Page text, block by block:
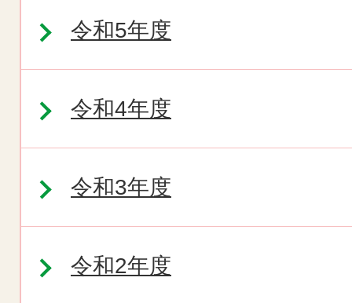
令和5年度
令和4年度
令和3年度
令和2年度